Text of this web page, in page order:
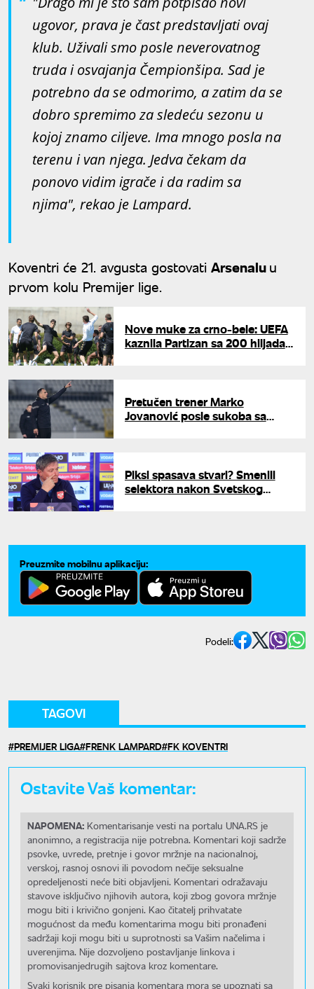
ugovor, prava je čast predstavljati ovaj
klub. Uživali smo posle neverovatnog
truda i osvajanja Čempionšipa. Sad je
potrebno da se odmorimo, a zatim da se
dobro spremimo za sledeću sezonu u
kojoj znamo ciljeve. Ima mnogo posla na
terenu i van njega. Jedva čekam da
ponovo vidim igrače i da radim sa
njima", rekao je Lampard.
Koventri će 21. avgusta gostovati Arsenaluu
prvom kolu Premijer lige.
Nove muke za crno-bele: UEFA
kaznila Partizan sa 200 hiljada
Pretučen trener Marko
Jovanović posle sukoba sa
Piksi spasava stvari? Smenili
selektora nakon Svetskog
Preuzmite mobilnu aplikaciju:
Podeli:
TAGOVI
PREMIJER LIGA FRENK LAMPARD FK KOVENTRI
Ostavite Vaš komentar:
NAPOMENA: Komentarisanje vesti na portalu UNA.RS je
anonimno, a registracija nije potrebna. Komentari koji sadrže
psovke, uvrede, pretnje i govor mržnje na nacionalnoj,
verskoj, rasnoj osnovi ili povodom nečije seksualne
opredeljenosti neće biti objavljeni. Komentari odražavaju
stavove isključivo njihovih autora, koji zbog govora mržnje
mogu biti i krivično gonjeni. Kao čitatelj prihvatate
mogućnost da među komentarima mogu biti pronađeni
sadržaji koji mogu biti u suprotnosti sa Vašim načelima i
uverenjima. Nije dozvoljeno postavljanje linkova i
promovisanjedrugih sajtova kroz komentare.
Svaki korisnik pre pisanja komentara mora se upoznati sa